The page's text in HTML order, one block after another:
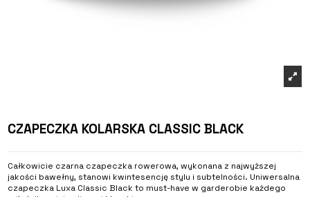
CZAPECZKA KOLARSKA CLASSIC BLACK
Całkowicie czarna czapeczka rowerowa, wykonana z najwyższej
jakości bawełny, stanowi kwintesencję stylu i subtelności. Uniwersalna
czapeczka Luxa Classic Black to must-have w garderobie każdego